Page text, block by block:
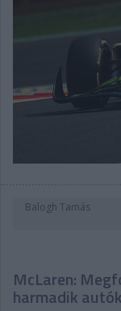
Balogh Tamás
McLaren:
harmadik